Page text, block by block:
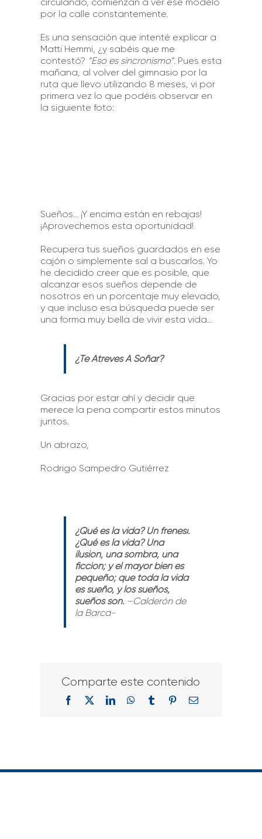
por la calle constantemente.
Es una sensación que intenté explicar a
Matti Hemmi, ¿y sabéis que me
contestó? “Eso es sincronismo”. Pues esta
mañana, al volver del gimnasio por la
ruta que llevo utilizando 8 meses, vi por
primera vez lo que podéis observar en
la siguiente foto:
Sueños… ¡Y encima están en rebajas!
¡Aprovechemos esta oportunidad!
Recupera tus sueños guardados en ese
cajón o simplemente sal a buscarlos. Yo
he decidido creer que es posible, que
alcanzar esos sueños depende de
nosotros en un porcentaje muy elevado,
y que incluso esa búsqueda puede ser
una forma muy bella de vivir esta vida…
¿Te Atreves A Soñar?
Gracias por estar ahí y decidir que
merece la pena compartir estos minutos
juntos.
Un abrazo,
Rodrigo Sampedro Gutiérrez
¿Qué es la vida? Un frenesí.
¿Qué es la vida? Una
ilusión, una sombra, una
ficción; y el mayor bien es
pequeño; que toda la vida
es sueño, y los sueños,
sueños son. –Calderón de
la Barca-
Comparte este contenido
Facebook
X LinkedInWhatsApp
TumblrPinterestCorreo